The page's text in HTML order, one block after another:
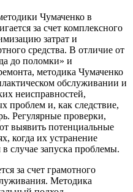
Чумаченко в
за счет комплексного
затрат и
средства. В отличие от
до поломки» и
методика Чумаченко
обслуживании и
неисправностей,
проблем и, как следствие,
Регулярные проверки,
выявить потенциальные
когда их устранение
случае запуска проблемы.
за счет грамотного
Методика